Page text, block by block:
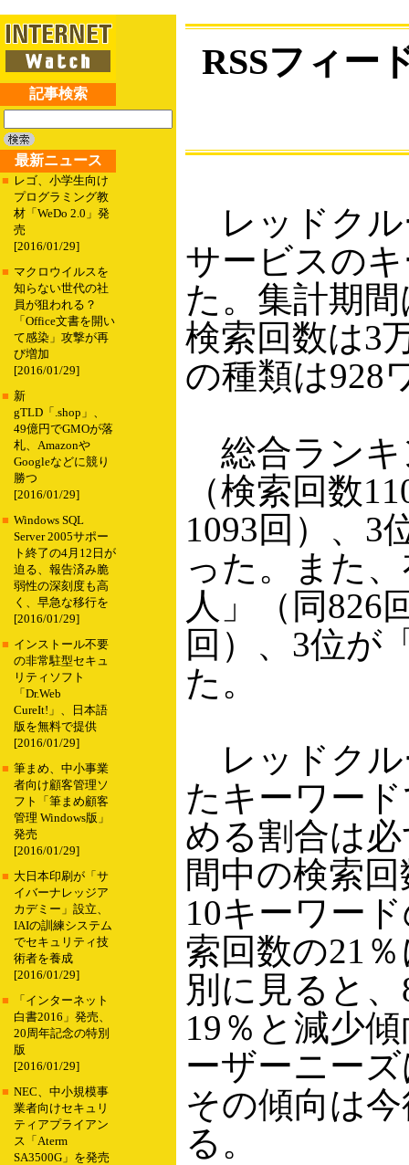
記事検索
最新ニュース
■ レゴ、小学生向け
プログラミング教
材「WeDo 2.0」発
売
[2016/01/29]
■ マクロウイルスを
知らない世代の社
員が狙われる？
「Office文書を開い
て感染」攻撃が再
び増加
[2016/01/29]
■ 新
gTLD「.shop」、
49億円でGMOが落
札、Amazonや
Googleなどに競り
勝つ
[2016/01/29]
■ Windows SQL
Server 2005サポー
ト終了の4月12日が
迫る、報告済み脆
弱性の深刻度も高
く、早急な移行を
[2016/01/29]
■ インストール不要
の非常駐型セキュ
リティソフト
「Dr.Web
CureIt!」、日本語
版を無料で提供
[2016/01/29]
■ 筆まめ、中小事業
者向け顧客管理ソ
フト「筆まめ顧客
管理 Windows版」
発売
[2016/01/29]
■ 大日本印刷が「サ
イバーナレッジア
カデミー」設立、
IAIの訓練システム
でセキュリティ技
術者を養成
[2016/01/29]
■
「インターネット
白書2016」発売、
20周年記念の特別
版
[2016/01/29]
■ NEC、中小規模事
業者向けセキュリ
ティアプライアン
ス「Aterm
SA3500G」を発売
RSSフィー
レッドクル
サービスの
た。集計期
検索回数は3
の種類は928
総合ランキ
（検索回数
1093回）、3
った。また
人」（同826
回）、3位が
た。
レッドクル
たキーワー
める割合は
間中の検索
10キーワー
索回数の21
別に見ると
19％と減少
ーザーニー
その傾向は
る。